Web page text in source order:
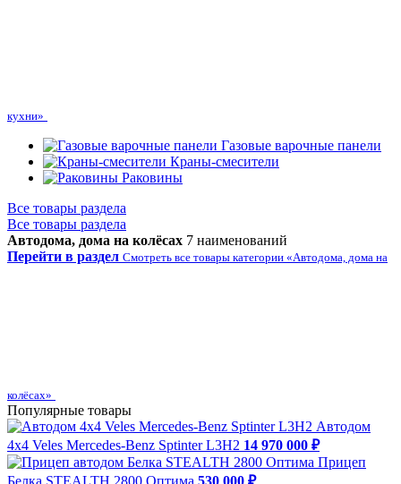
кухни»
Газовые варочные панели
Краны-смесители
Раковины
Все товары раздела
Все товары раздела
Автодома, дома на колёсах 7 наименований
Перейти в раздел Смотреть все товары категории «Автодома, дома на
колёсах»
Популярные товары
Автодом
4х4 Veles Mercedes-Benz Sptinter L3H2 14 970 000 ₽
Прицеп
Белка STEALTH 2800 Оптима 530 000 ₽